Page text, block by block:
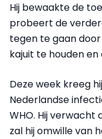
Hij bewaakte de
probeert de
tegen te gaan
kajuit te houden
Deze week kreeg
Nederlandse
WHO. Hij
zal hij omwille van